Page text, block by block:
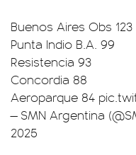
Buenos Aires Obs 123
Punta Indio B.A. 99
Resistencia 93
Concordia 88
Aeroparque 84
— SMN Argentina
2025